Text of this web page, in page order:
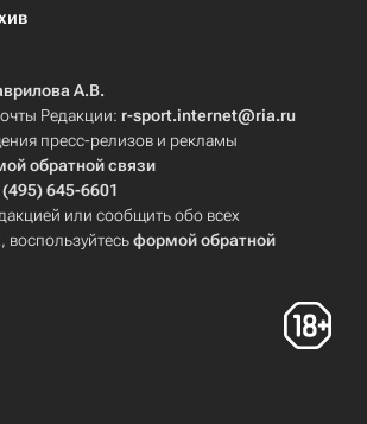
А.В.
Редакции: r-sport.internet@ria.ru
пресс-релизов и рекламы
обратной связи
(495) 645-6601
или сообщить обо всех
воспользуйтесьформой обратной